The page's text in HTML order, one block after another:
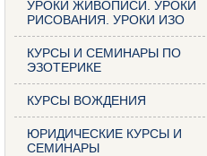
УРОКИ ЖИВОПИСИ. УРОКИ
РИСОВАНИЯ. УРОКИ ИЗО
КУРСЫ И СЕМИНАРЫ ПО
ЭЗОТЕРИКЕ
КУРСЫ ВОЖДЕНИЯ
ЮРИДИЧЕСКИЕ КУРСЫ И
СЕМИНАРЫ